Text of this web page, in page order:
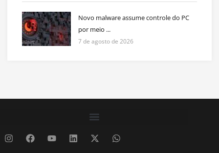
Novo malware assume controle do PC
por meio ...
7 de agosto de 2026